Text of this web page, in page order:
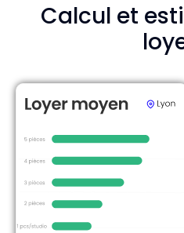
Calcul et